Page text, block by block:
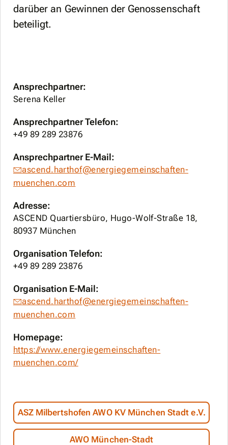
darüber an Gewinnen der Genossenschaft
beteiligt.
Ansprechpartner:
Serena Keller
Ansprechpartner Telefon:
+49 89 289 23876
Ansprechpartner E-Mail:
ascend.harthof@energiegemeinschaften-
muenchen.com
Adresse:
ASCEND Quartiersbüro, Hugo-Wolf-Straße 18,
80937 München
Organisation Telefon:
+49 89 289 23876
Organisation E-Mail:
ascend.harthof@energiegemeinschaften-
muenchen.com
Homepage:
https://www.energiegemeinschaften-
muenchen.com/
ASZ Milbertshofen AWO KV München Stadt e.V.
AWO München-Stadt